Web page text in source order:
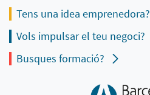
Tens una idea emprenedora?
Vols impulsar el teu negoci?
Busques formació?